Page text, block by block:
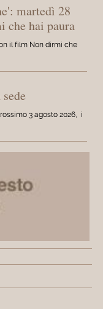
martedì 28
che hai paura
il film Non dirmi che
3 agosto 2026, i
more characters for